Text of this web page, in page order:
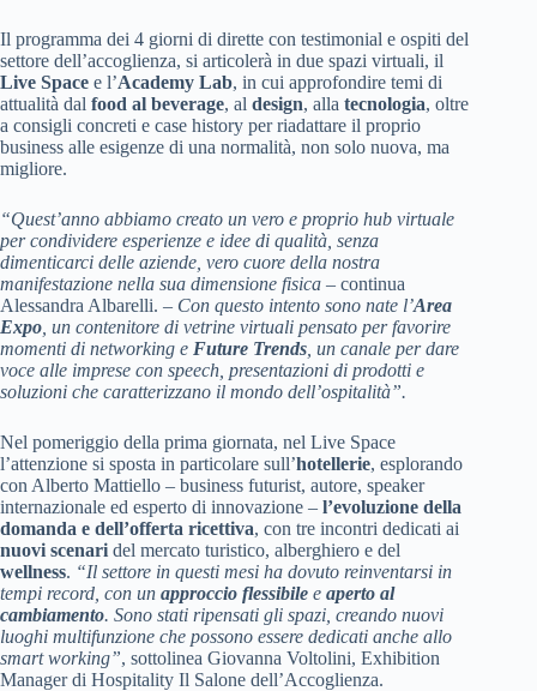
Il programma dei 4 giorni di dirette con testimonial e ospiti del
settore dell’accoglienza, si articolerà in due spazi virtuali, il
Live Space e l’Academy Lab, in cui approfondire temi di
attualità dal food al beverage, al design, alla tecnologia, oltre
a consigli concreti e case history per riadattare il proprio
business alle esigenze di una normalità, non solo nuova, ma
migliore.
“Quest’anno abbiamo creato un vero e proprio hub virtuale
per condividere esperienze e idee di qualità, senza
dimenticarci delle aziende, vero cuore della nostra
manifestazione nella sua dimensione fisica – continua
Alessandra Albarelli. – Con questo intento sono nate l’Area
Expo , un contenitore di vetrine virtuali pensato per favorire
momenti di networking e Future Trends , un canale per dare
voce alle imprese con speech, presentazioni di prodotti e
soluzioni che caratterizzano il mondo dell’ospitalità”.
Nel pomeriggio della prima giornata, nel Live Space
l’attenzione si sposta in particolare sull’hotellerie, esplorando
con Alberto Mattiello – business futurist, autore, speaker
internazionale ed esperto di innovazione – l’evoluzione della
domanda e dell’offerta ricettiva, con tre incontri dedicati ai
nuovi scenari del mercato turistico, alberghiero e del
wellness. “Il settore in questi mesi ha dovuto reinventarsi in
tempi record, con un approccio flessibile e aperto al
cambiamento. Sono stati ripensati gli spazi, creando nuovi
luoghi multifunzione che possono essere dedicati anche allo
smart working”, sottolinea Giovanna Voltolini, Exhibition
Manager di Hospitality Il Salone dell’Accoglienza.